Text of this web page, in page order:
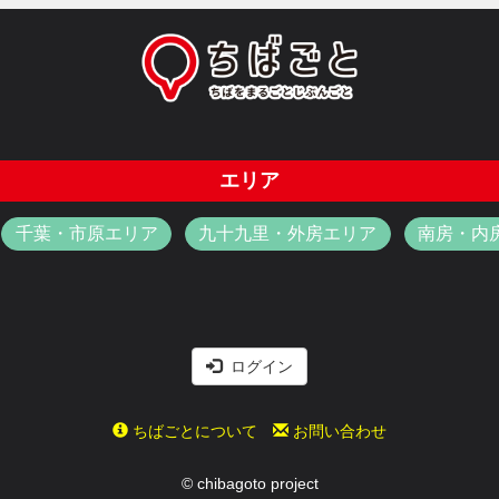
エリア
千葉・市原エリア 九十九里・外房エリア 南房・内
ログイン
ちばごとについて お問い合わせ
© chibagoto project